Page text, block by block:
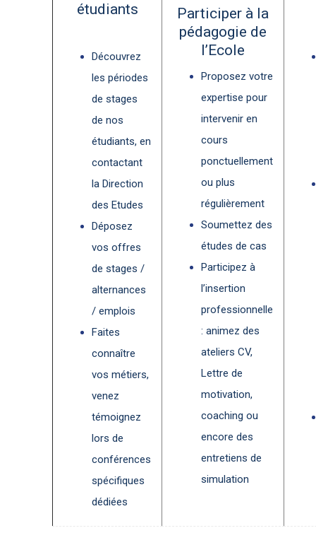
étudiants
Découvrez
les périodes
de stages
de nos
étudiants, en
contactant
la Direction
des Etudes
Déposez
vos offres
de stages /
alternances
/ emplois
Faites
connaître
vos métiers,
venez
témoignez
lors de
conférences
spécifiques
dédiées
Participer à la
pédagogie de
l’Ecole
Proposez votre
expertise pour
intervenir en
cours
ponctuellement
ou plus
régulièrement
Soumettez des
études de cas
Participez à
l’insertion
professionnelle
: animez des
ateliers CV,
Lettre de
motivation,
coaching ou
encore des
entretiens de
simulation